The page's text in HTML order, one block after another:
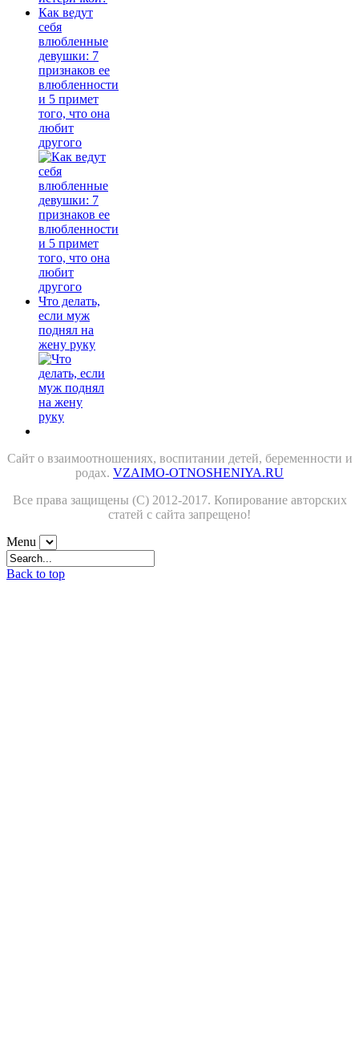
Как ведут
себя
влюбленные
девушки: 7
признаков ее
влюбленности
и 5 примет
того, что она
любит
другого
Что делать,
если муж
поднял на
жену руку
Сайт о взаимоотношениях, воспитании детей, беременности и
родах. VZAIMO-OTNOSHENIYA.RU
Все права защищены (С) 2012-2017. Копирование авторских
статей с сайта запрещено!
Menu
Back to top